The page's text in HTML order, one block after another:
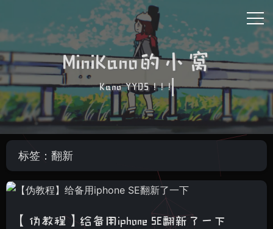
MiniKano的小窝
Kano YYDS ! ! !
标签：翻新
【伪教程】给备用iphone SE翻新了一下